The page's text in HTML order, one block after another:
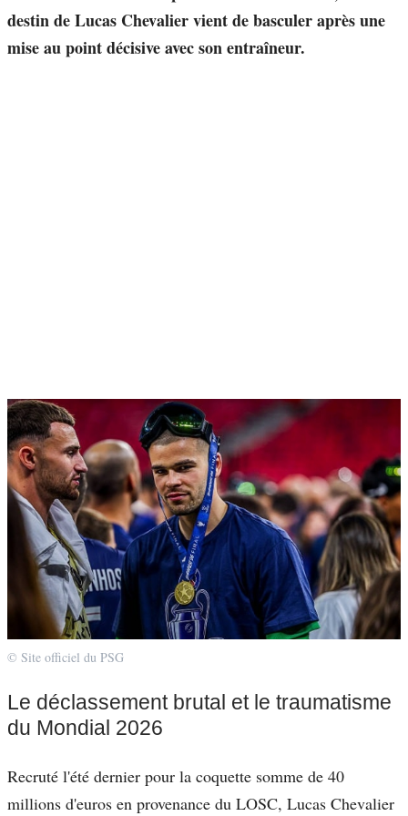
destin de Lucas Chevalier vient de basculer après une
mise au point décisive avec son entraîneur.
© Site officiel du PSG
Le déclassement brutal et le traumatisme
du Mondial 2026
Recruté l'été dernier pour la coquette somme de 40
millions d'euros en provenance du LOSC, Lucas Chevalier